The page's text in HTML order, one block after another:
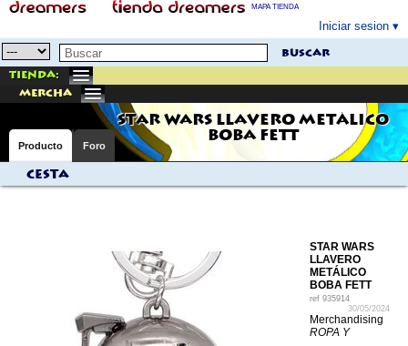
MAPA TIENDA
Iniciar sesion
buscar
Tienda:
mercha
STAR WARS LLAVERO METÁLICO
BOBA FETT
Producto Foro
Cesta
STAR WARS
LLAVERO
METÁLICO
BOBA FETT
ref 935914
30/05/2024
Merchandising
ROPA Y